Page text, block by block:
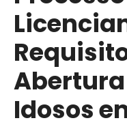
Abertura
Idosos